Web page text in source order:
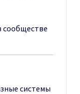
сообществе
системы